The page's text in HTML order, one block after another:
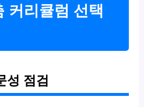
커리큘럼 선택
성 점검